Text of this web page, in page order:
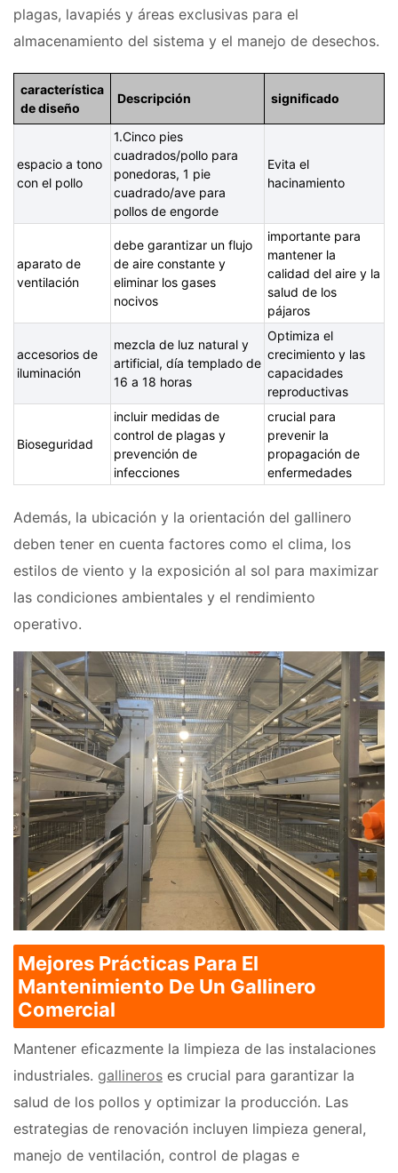
plagas, lavapiés y áreas exclusivas para el
almacenamiento del sistema y el manejo de desechos.
característica
de diseño
Descripción significado
espacio a tono
con el pollo
1.Cinco pies
cuadrados/pollo para
ponedoras, 1 pie
cuadrado/ave para
pollos de engorde
Evita el
hacinamiento
aparato de
ventilación
debe garantizar un flujo
de aire constante y
eliminar los gases
nocivos
importante para
mantener la
calidad del aire y la
salud de los
pájaros
accesorios de
iluminación
mezcla de luz natural y
artificial, día templado de
16 a 18 horas
Optimiza el
crecimiento y las
capacidades
reproductivas
Bioseguridad
incluir medidas de
control de plagas y
prevención de
infecciones
crucial para
prevenir la
propagación de
enfermedades
Además, la ubicación y la orientación del gallinero
deben tener en cuenta factores como el clima, los
estilos de viento y la exposición al sol para maximizar
las condiciones ambientales y el rendimiento
operativo.
Mejores Prácticas Para El
Mantenimiento De Un Gallinero
Comercial
Mantener eficazmente la limpieza de las instalaciones
industriales. gallineros es crucial para garantizar la
salud de los pollos y optimizar la producción. Las
estrategias de renovación incluyen limpieza general,
manejo de ventilación, control de plagas e